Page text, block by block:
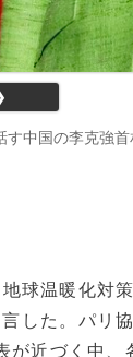
中国の李克強首
球温暖化対
した。パリ
が近づく中、